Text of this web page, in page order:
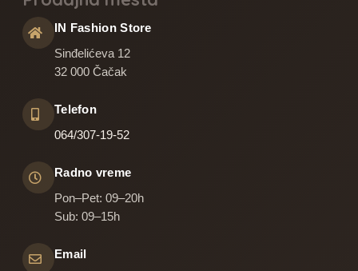
IN Fashion Store
Sinđelićeva 12
32 000 Čačak
Telefon
064/307-19-52
Radno vreme
Pon–Pet: 09–20h
Sub: 09–15h
Email